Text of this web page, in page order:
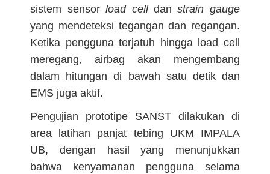
sistem sensor load cell dan strain gauge
yang mendeteksi tegangan dan regangan.
Ketika pengguna terjatuh hingga load cell
meregang, airbag akan mengembang
dalam hitungan di bawah satu detik dan
EMS juga aktif.
Pengujian prototipe SANST dilakukan di
area latihan panjat tebing UKM IMPALA
UB, dengan hasil yang menunjukkan
bahwa kenyamanan pengguna selama